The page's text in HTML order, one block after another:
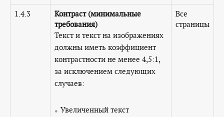
1.4.3
Контраст (минимальные
требования)
Текст и текст на изображениях
должны иметь коэффициент
контрастности не менее 4,5:1,
за исключением следующих
случаев:
Увеличенный текст
Все
страницы